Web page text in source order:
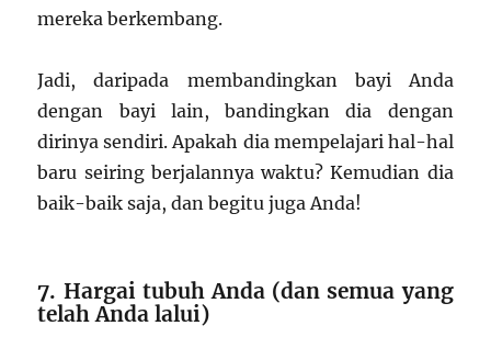
mereka berkembang.
Jadi, daripada membandingkan bayi Anda
dengan bayi lain, bandingkan dia dengan
dirinya sendiri. Apakah dia mempelajari hal-hal
baru seiring berjalannya waktu? Kemudian dia
baik-baik saja, dan begitu juga Anda!
7. Hargai tubuh Anda (dan semua yang
telah Anda lalui)